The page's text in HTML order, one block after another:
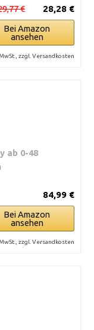
28,28 €
€
Bei Amazon
ansehen
zzgl. Versandkosten
ab 0-48
84,99 €
Bei Amazon
ansehen
zzgl. Versandkosten